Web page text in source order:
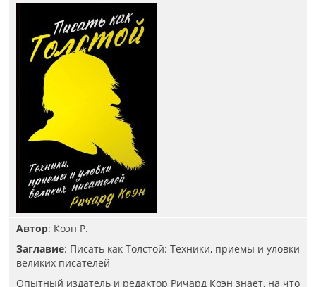
Автор: Коэн Р.
Заглавие: Писать как Толстой: Техники, приемы и уловки
великих писателей
Опытный издатель и редактор Ричард Коэн знает, на что